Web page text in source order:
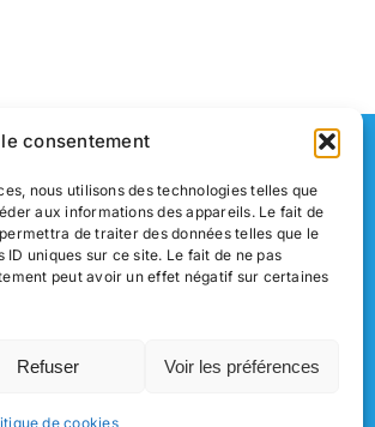
consentement
nous utilisons des technologies telles que
aux informations des appareils. Le fait de
de traiter des données telles que le
uniques sur ce site. Le fait de ne pas
peut avoir un effet négatif sur certaines
Refuser Voir les préférences
de cookies
Nous contacter
Mentions légales
Politique de confidentialité